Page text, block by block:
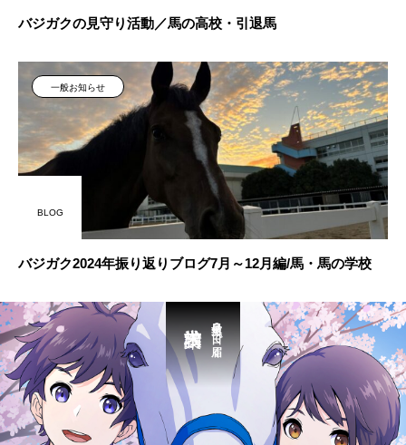
バジガクの見守り活動／馬の高校・引退馬
一般お知らせ
BLOG
バジガク2024年振り返りブログ7月～12月編/馬・馬の学校
最短３日で届く